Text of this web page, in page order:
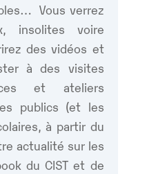
Vous verrez
insolites voire
des vidéos et
à des visites
et ateliers
publics (et les
à partir du
actualité sur les
du CIST et de